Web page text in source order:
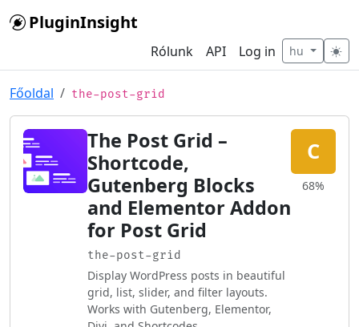
PluginInsight
Rólunk API Log in hu
Főoldal the-post-grid
The Post Grid –
Shortcode,
Gutenberg Blocks
and Elementor Addon
for Post Grid
the-post-grid
Display WordPress posts in beautiful
grid, list, slider, and filter layouts.
Works with Gutenberg, Elementor,
C
68%